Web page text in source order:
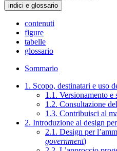
indici e glossario
contenuti
figure
tabelle
glossario
Sommario
1. Scopo, destinatari e uso
1.1. Versionamento e
1.2. Consultazione
1.3. Contribuisci al
2. Introduzione al design
2.1. Design per
government)